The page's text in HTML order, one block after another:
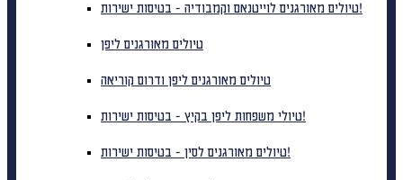
טיולים מאורגנים לוייטנאם וקמבודיה - בטיסות ישירות!
טיולים מאורגנים ליפן
טיולים מאורגנים ליפן ודרום קוריאה
טיולי משפחות ליפן בקיץ - בטיסות ישירות!
טיולים מאורגנים לסין - בטיסות ישירות!